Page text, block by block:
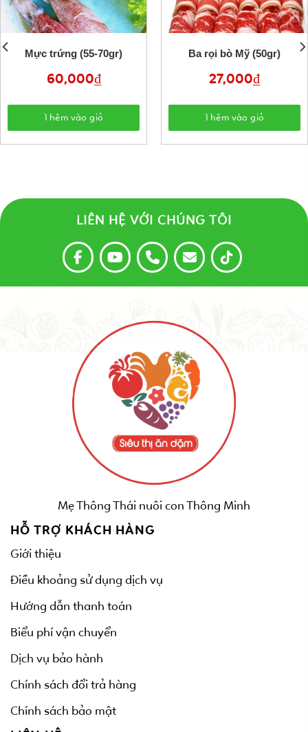
Mực trứng (55-70gr)
60,000₫
Thêm vào giỏ
Ba rọi bò Mỹ (50gr)
27,000₫
Thêm vào giỏ
LIÊN HỆ VỚI CHÚNG TÔI
Mẹ Thông Thái nuôi con Thông Minh
HỖ TRỢ KHÁCH HÀNG
Giới thiệu
Điều khoảng sử dụng dịch vụ
Hướng dẫn thanh toán
Biểu phí vận chuyển
Dịch vụ bảo hành
Chính sách đổi trả hàng
Chính sách bảo mật